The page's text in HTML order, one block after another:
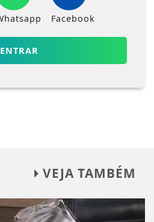
Facebook
ENTRAR
VEJA TAMBÉM